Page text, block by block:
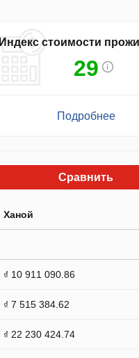
Индекс стоимости
29
Подробнее
Сравнить
Ханой
₫ 10 911 090.86
₫ 7 515 384.62
₫ 22 230 424.74